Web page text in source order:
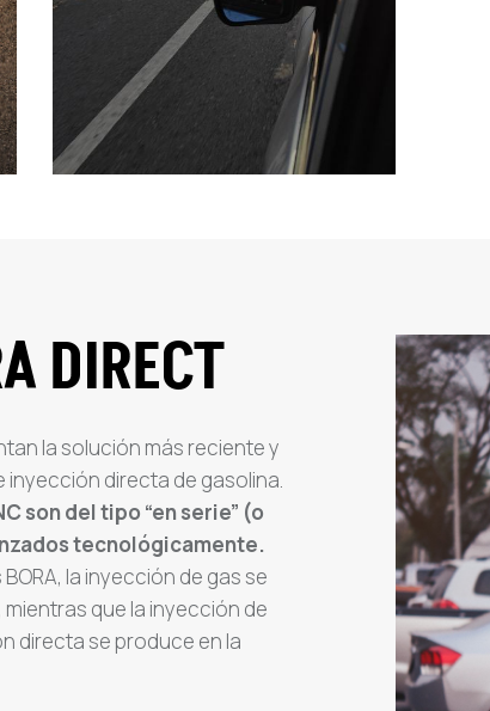
DIRECT
la solución más reciente y
inyección directa de gasolina.
son del tipo “en serie” (o
tecnológicamente.
la inyección de gas se
que la inyección de
directa se produce en la